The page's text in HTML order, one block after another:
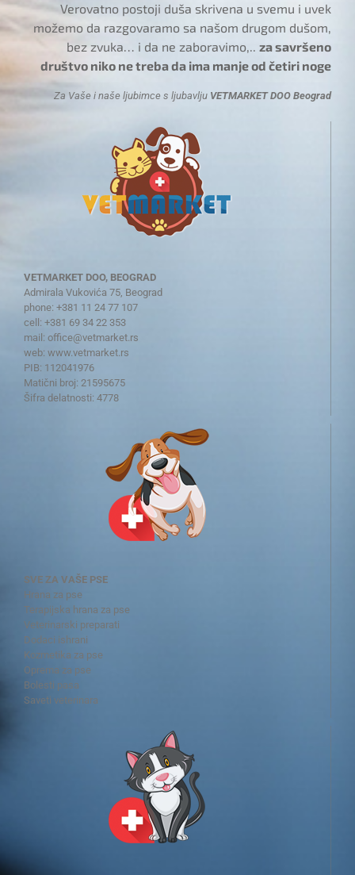
Verovatno postoji duša skrivena u svemu i uvek
možemo da razgovaramo sa našom drugom dušom,
bez zvuka… i da ne zaboravimo,..za savršeno
društvo niko ne treba da ima manje od četiri noge
Za Vaše i naše ljubimce s ljubavlju VETMARKET DOO Beograd
VETMARKET DOO, BEOGRAD
Admirala Vukovića 75, Beograd
phone: +381 11 24 77 107
cell: +381 69 34 22 353
mail: office@vetmarket.rs
web: www.vetmarket.rs
PIB: 112041976
Matični broj: 21595675
Šifra delatnosti: 4778
SVE ZA VAŠE PSE
Hrana za pse
Terapijska hrana za pse
Veterinarski preparati
Dodaci ishrani
Kozmetika za pse
Oprema za pse
Bolesti pasa
Saveti veterinara